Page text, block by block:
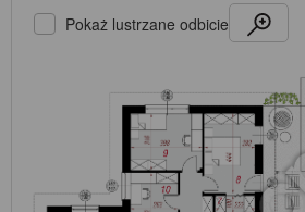
Pokaż lustrzane odbicie